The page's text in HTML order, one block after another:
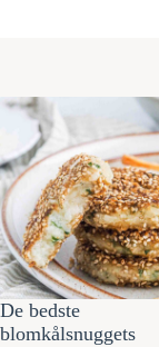
De bedste
blomkålsnuggets